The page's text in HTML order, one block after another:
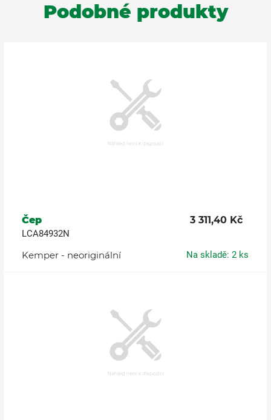
Podobné produkty
Čep 3 311,40 Kč
LCA84932N
Kemper - neoriginální Na skladě: 2 ks